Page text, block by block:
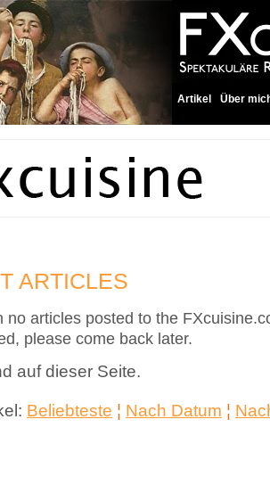
Artikel Über
ARTICLES
no articles posted to the
please come back later.
auf dieser Seite.
Beliebteste ¦ Nach Datum ¦